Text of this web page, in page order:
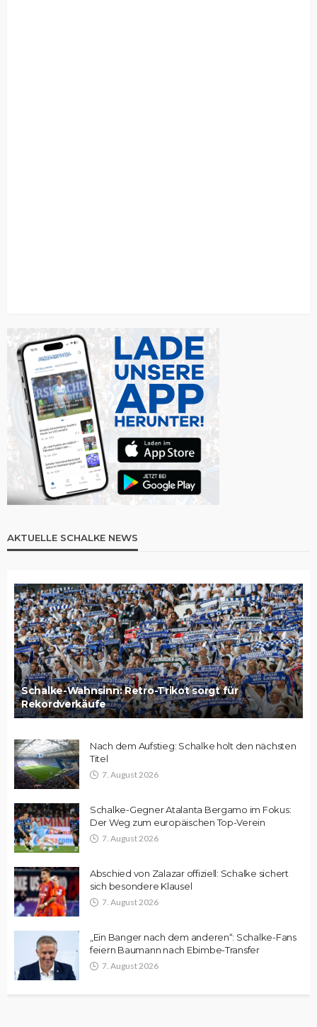
AKTUELLE SCHALKE NEWS
Schalke-Wahnsinn: Retro-Trikot sorgt für
Rekordverkäufe
Nach dem Aufstieg: Schalke holt den nächsten
Titel
7. August 2026
Schalke-Gegner Atalanta Bergamo im Fokus:
Der Weg zum europäischen Top-Verein
7. August 2026
Abschied von Zalazar offiziell: Schalke sichert
sich besondere Klausel
7. August 2026
„Ein Banger nach dem anderen“: Schalke-Fans
feiern Baumann nach Ebimbe-Transfer
7. August 2026